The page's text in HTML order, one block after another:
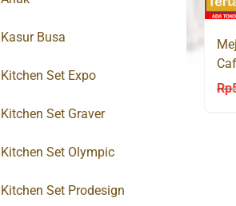
Rp
Kasur Busa
Kitchen Set Expo
Kitchen Set Graver
Kitchen Set Olympic
Kitchen Set Prodesign